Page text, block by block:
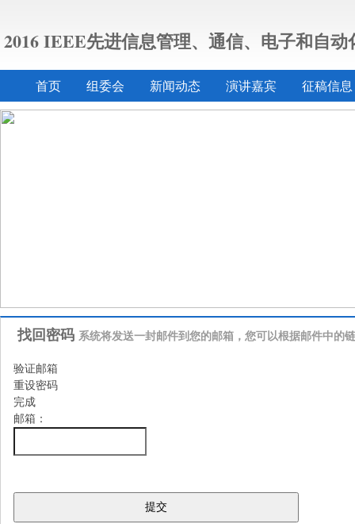
2016 IEEE先进信息管理、通信、电子和自动
首页 组委会 新闻动态 演讲嘉宾 征稿信息
找回密码 系统将发送一封邮件到您的邮箱，您可以根据邮件中的
验证邮箱
重设密码
完成
邮箱：
提交